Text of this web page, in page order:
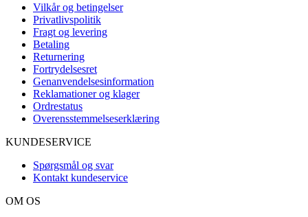
Vilkår og betingelser
Privatlivspolitik
Fragt og levering
Betaling
Returnering
Fortrydelsesret
Genanvendelsesinformation
Reklamationer og klager
Ordrestatus
Overensstemmelseserklæring
KUNDESERVICE
Spørgsmål og svar
Kontakt kundeservice
OM OS